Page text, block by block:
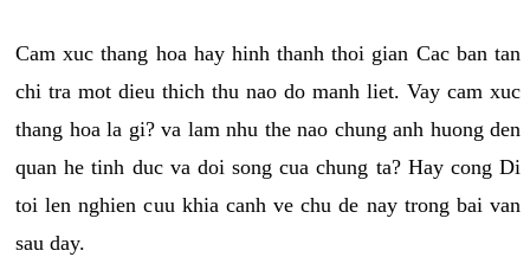
Cam xuc thang hoa hay hinh thanh thoi gian Cac ban tan
chi tra mot dieu thich thu nao do manh liet. Vay cam xuc
thang hoa la gi? va lam nhu the nao chung anh huong den
quan he tinh duc va doi song cua chung ta? Hay cong Di
toi len nghien cuu khia canh ve chu de nay trong bai van
sau day.